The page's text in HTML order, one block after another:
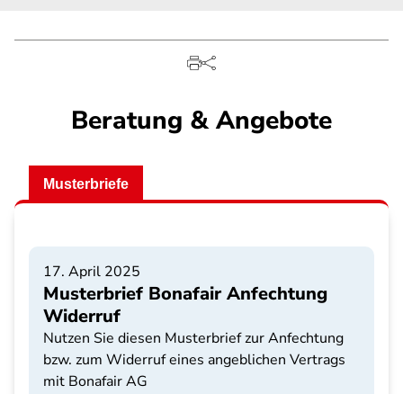
Beratung & Angebote
Musterbriefe
17. April 2025
Musterbrief Bonafair Anfechtung
Widerruf
Nutzen Sie diesen Musterbrief zur Anfechtung
bzw. zum Widerruf eines angeblichen Vertrags
mit Bonafair AG